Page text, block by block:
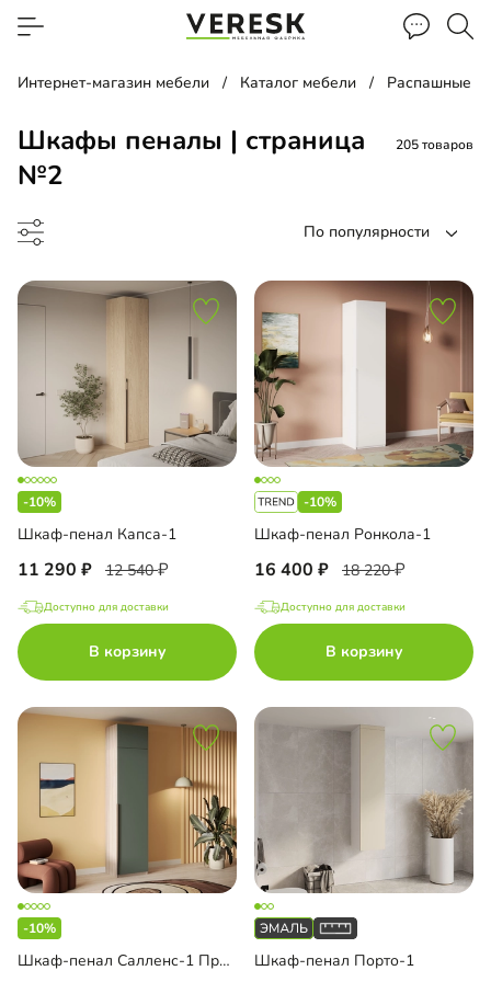
Интернет-магазин мебели Каталог мебели Распашные
Шкафы пеналы | страница
№2
205 товаров
По популярности
шкаф
шкаф
шкаф-витрина
шкаф угловой
стиральную машину
в ванную комнату
шкаф
до
до
до
-10%
Шкаф-пенал Капса-1
11 290 12 540
Доступно для доставки
В корзину
-10%
Шкаф-пенал Ронкола-1
16 400 18 220
Доступно для доставки
В корзину
-10%
Шкаф-пенал Салленс-1 Премиум с антресолью Шкаф-пенал Порто-1